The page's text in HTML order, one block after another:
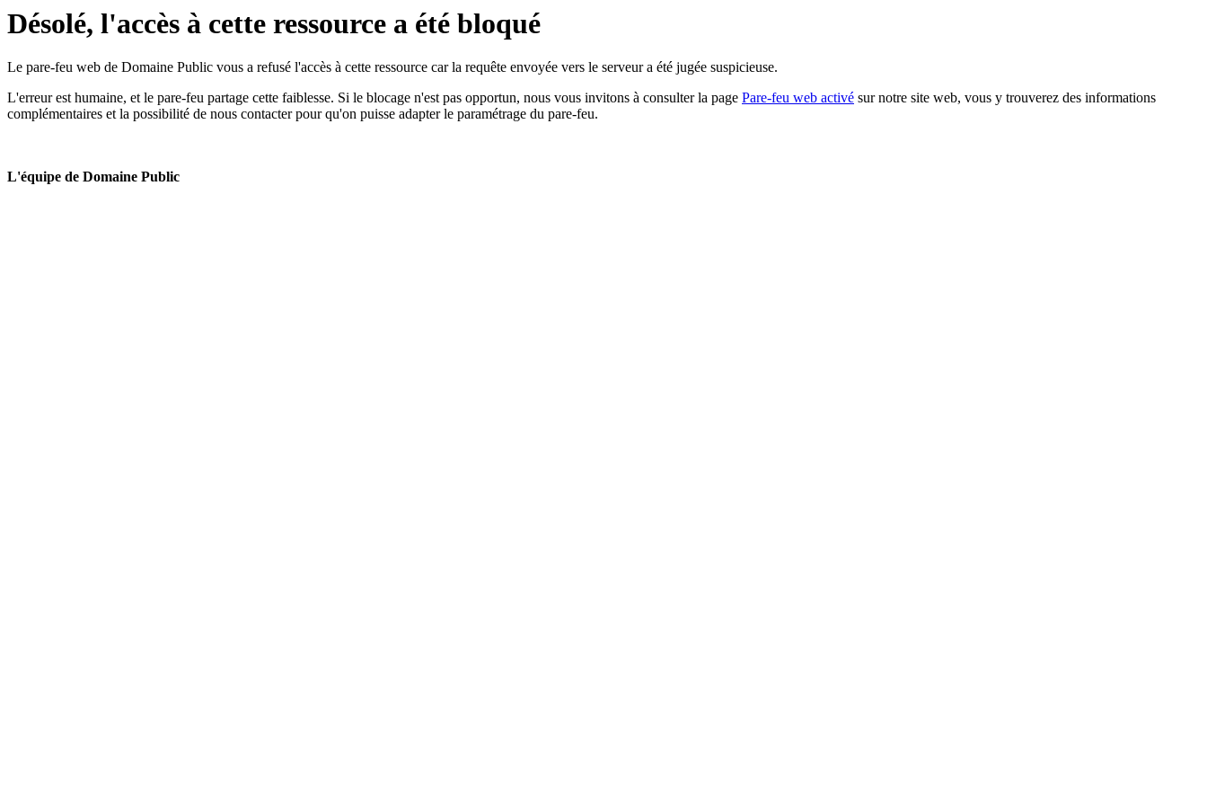
Désolé, l'accès à cette ressource a été bloqué
Le pare-feu web de Domaine Public vous a refusé l'accès à cette ressource car la requête envoyée vers le serveur a été jugée suspicieuse.
L'erreur est humaine, et le pare-feu partage cette faiblesse. Si le blocage n'est pas opportun, nous vous invitons à consulter la page Pare-feu web activé sur notre site web, vous y trouverez des informations
complémentaires et la possibilité de nous contacter pour qu'on puisse adapter le paramétrage du pare-feu.
L'équipe de Domaine Public